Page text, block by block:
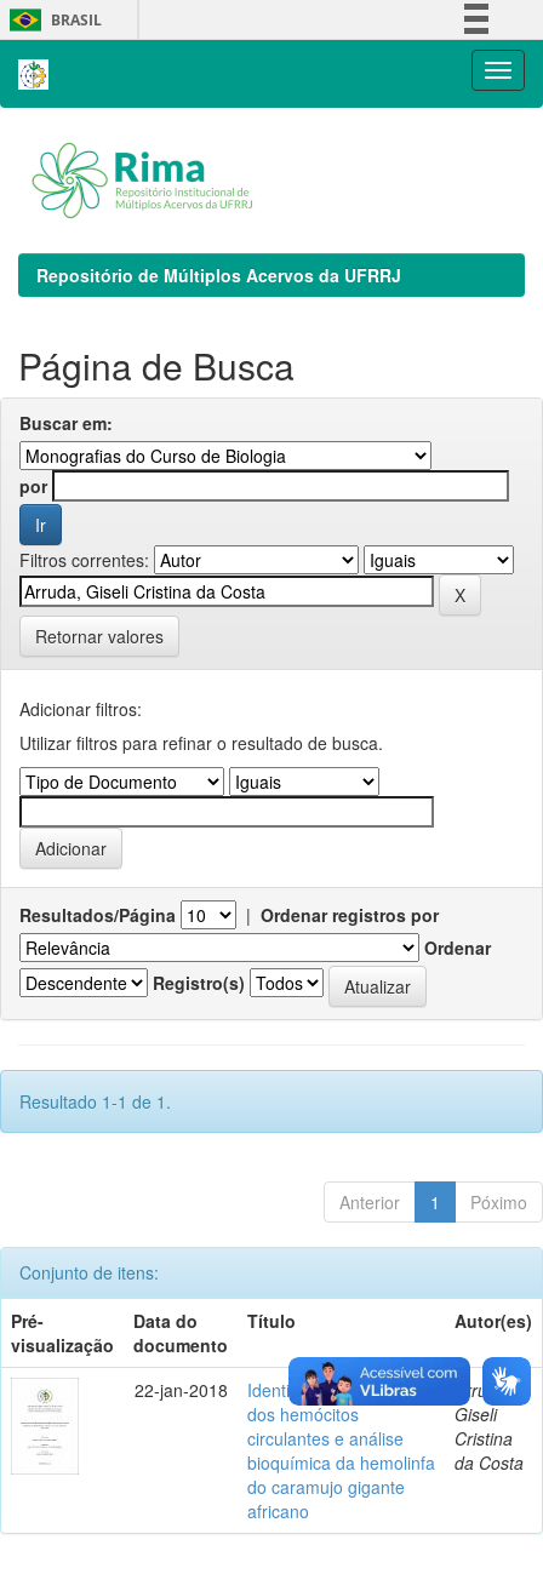
Skip
navigation
BRASIL
Repositório de Múltiplos Acervos da UFRRJ
Página de Busca
Buscar em:
por
Filtros correntes:
Retornar valores
Adicionar filtros:
Utilizar filtros para refinar o resultado de busca.
Resultados/Página | Ordenar registros por
Ordenar
Registro(s)
Resultado 1-1 de 1.
Anterior 1 Póximo
Conjunto de itens:
Pré-
visualização
Data do
documento
Título Autor(es)
22-jan-2018
Identificação preliminar
dos hemócitos
circulantes e análise
bioquímica da hemolinfa
do caramujo gigante
africano
Arruda,
Giseli
Cristina
da Costa